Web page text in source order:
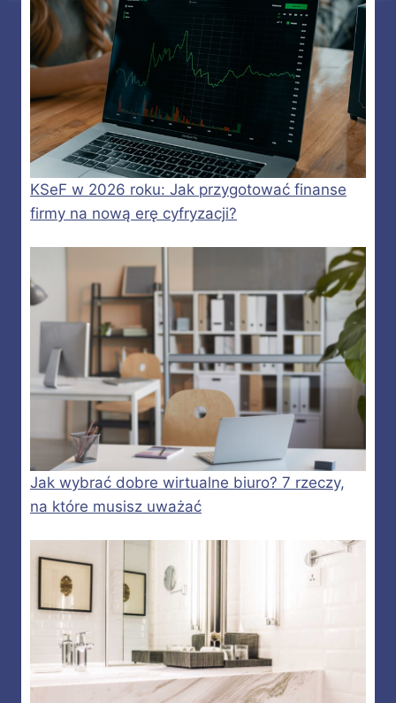
KSeF w 2026 roku: Jak przygotować finanse
firmy na nową erę cyfryzacji?
Jak wybrać dobre wirtualne biuro? 7 rzeczy,
na które musisz uważać